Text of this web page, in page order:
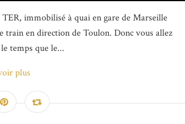
immobilisé à quai en gare de Marseille
train en direction de Toulon. Donc vous allez
temps que le...
plus